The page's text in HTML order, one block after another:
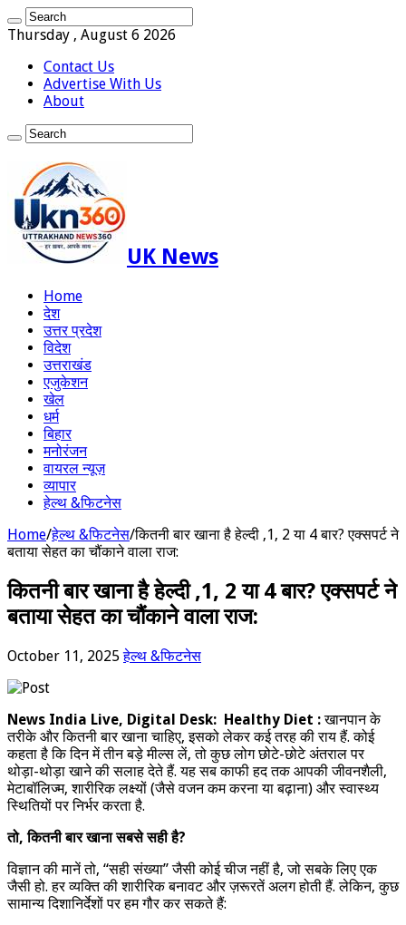
Thursday , August 6 2026
Contact Us
Advertise With Us
About
UK News
Home
देश
उत्तर प्रदेश
विदेश
उत्तराखंड
एजुकेशन
खेल
धर्म
बिहार
मनोरंजन
वायरल न्यूज़
व्यापार
हेल्थ &फिटनेस
Home/हेल्थ &फिटनेस/कितनी बार खाना है हेल्दी ,1, 2 या 4 बार? एक्सपर्ट ने
बताया सेहत का चौंकाने वाला राज:
कितनी बार खाना है हेल्दी ,1, 2 या 4 बार? एक्सपर्ट ने
बताया सेहत का चौंकाने वाला राज:
October 11, 2025 हेल्थ &फिटनेस
News India Live, Digital Desk: Healthy Diet :खानपान के
तरीके और कितनी बार खाना चाहिए, इसको लेकर कई तरह की राय हैं. कोई
कहता है कि दिन में तीन बड़े मील्स लें, तो कुछ लोग छोटे-छोटे अंतराल पर
थोड़ा-थोड़ा खाने की सलाह देते हैं. यह सब काफी हद तक आपकी जीवनशैली,
मेटाबॉलिज्म, शारीरिक लक्ष्यों (जैसे वजन कम करना या बढ़ाना) और स्वास्थ्य
स्थितियों पर निर्भर करता है.
तो, कितनी बार खाना सबसे सही है?
विज्ञान की मानें तो, “सही संख्या” जैसी कोई चीज नहीं है, जो सबके लिए एक
जैसी हो. हर व्यक्ति की शारीरिक बनावट और ज़रूरतें अलग होती हैं. लेकिन, कुछ
सामान्य दिशानिर्देशों पर हम गौर कर सकते हैं: